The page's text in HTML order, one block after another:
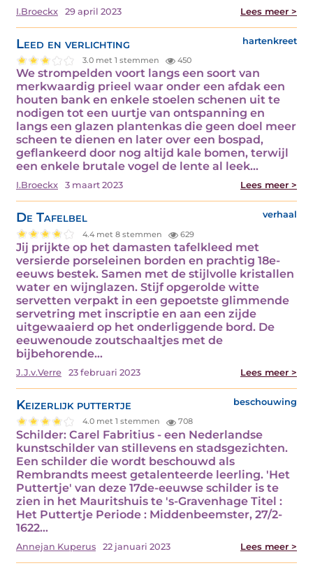
I.Broeckx 29 april 2023 Lees meer >
Leed en verlichting hartenkreet
3.0 met 1 stemmen 450
We strompelden voort langs een soort van
merkwaardig prieel waar onder een afdak een
houten bank en enkele stoelen schenen uit te
nodigen tot een uurtje van ontspanning en
langs een glazen plantenkas die geen doel meer
scheen te dienen en later over een bospad,
geflankeerd door nog altijd kale bomen, terwijl
een enkele brutale vogel de lente al leek…
I.Broeckx 3 maart 2023 Lees meer >
De Tafelbel verhaal
4.4 met 8 stemmen 629
Jij prijkte op het damasten tafelkleed met
versierde porseleinen borden en prachtig 18e-
eeuws bestek. Samen met de stijlvolle kristallen
water en wijnglazen. Stijf opgerolde witte
servetten verpakt in een gepoetste glimmende
servetring met inscriptie en aan een zijde
uitgewaaierd op het onderliggende bord. De
eeuwenoude zoutschaaltjes met de
bijbehorende…
J.J.v.Verre 23 februari 2023 Lees meer >
Keizerlijk puttertje beschouwing
4.0 met 1 stemmen 708
Schilder: Carel Fabritius - een Nederlandse
kunstschilder van stillevens en stadsgezichten.
Een schilder die wordt beschouwd als
Rembrandts meest getalenteerde leerling. 'Het
Puttertje' van deze 17de-eeuwse schilder is te
zien in het Mauritshuis te 's-Gravenhage Titel :
Het Puttertje Periode : Middenbeemster, 27/2-
1622…
Annejan Kuperus 22 januari 2023 Lees meer >